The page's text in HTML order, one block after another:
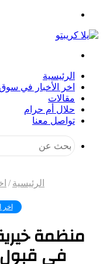
الرئيسية
اخر الأخبار في سوق
مقالات
حلال أم حرام
تواصل معنا
الرئيسية /
اخر
منظمة
في قبول